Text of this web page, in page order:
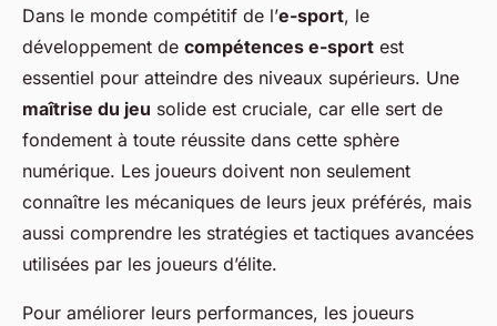
Dans le monde compétitif de l’e-sport, le
développement de compétences e-sport est
essentiel pour atteindre des niveaux supérieurs. Une
maîtrise du jeu solide est cruciale, car elle sert de
fondement à toute réussite dans cette sphère
numérique. Les joueurs doivent non seulement
connaître les mécaniques de leurs jeux préférés, mais
aussi comprendre les stratégies et tactiques avancées
utilisées par les joueurs d’élite.
Pour améliorer leurs performances, les joueurs